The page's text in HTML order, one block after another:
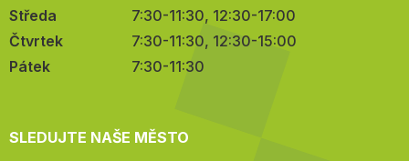
Středa
7:30-11:30, 12:30-17:00
Čtvrtek
7:30-11:30, 12:30-15:00
Pátek
7:30-11:30
SLEDUJTE NAŠE MĚSTO